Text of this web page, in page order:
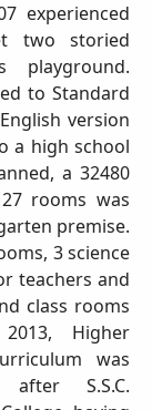
experienced
two storied
to Standard
version
a high school
a 32480
rooms was
premise.
3 science
teachers and
class rooms
Higher
was
S.S.C.